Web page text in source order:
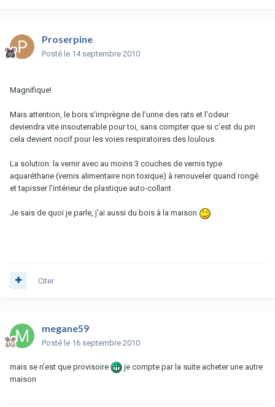
Proserpine
Posté le 14 septembre 2010
Magnifique!
Mais attention, le bois s'imprègne de l'urine des rats et l'odeur
deviendra vite insoutenable pour toi, sans compter que si c'est du pin
cela devient nocif pour les voies respiratoires des loulous.
La solution: la vernir avec au moins 3 couches de vernis type
aquaréthane (vernis alimentaire non toxique) à renouveler quand rongé
et tapisser l'intérieur de plastique auto-collant .
Je sais de quoi je parle, j'ai aussi du bois à la maison
Citer
megane59
Posté le 16 septembre 2010
mais se n'est que provisoire
je compte par la suite acheter une autre
maison